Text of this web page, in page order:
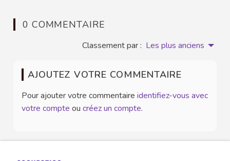
0 COMMENTAIRE
Classement par : Les plus anciens
AJOUTEZ VOTRE COMMENTAIRE
Pour ajouter votre commentaire identifiez-vous avec
votre compte ou créez un compte.